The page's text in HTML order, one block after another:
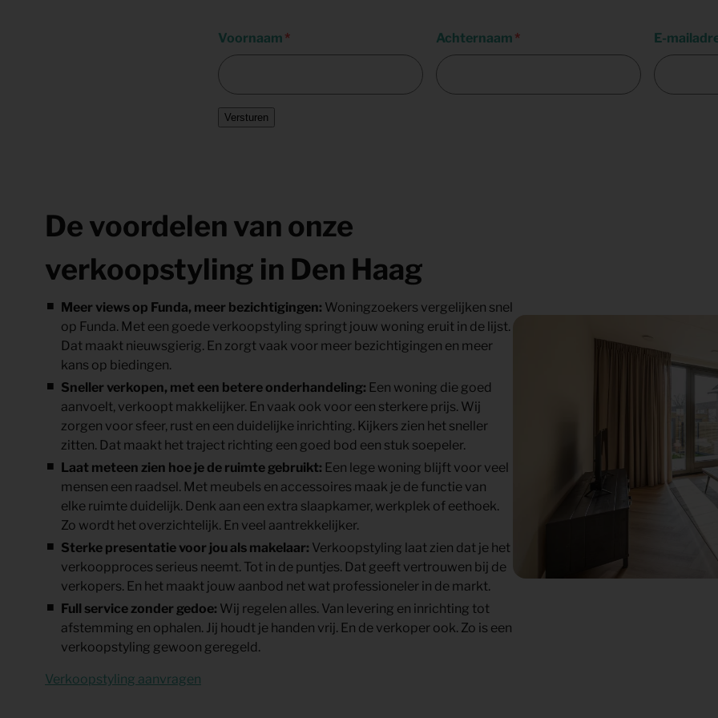
Voornaam Achternaam E-
Versturen
De voordelen van onze
verkoopstyling in Den Haag
Meer views op Funda, meer bezichtigingen: Woningzoekers vergelijken snel
op Funda. Met een goede verkoopstyling springt jouw woning eruit in de lijst.
Dat maakt nieuwsgierig. En zorgt vaak voor meer bezichtigingen en meer
kans op biedingen.
Sneller verkopen, met een betere onderhandeling: Een woning die goed
aanvoelt, verkoopt makkelijker. En vaak ook voor een sterkere prijs. Wij
zorgen voor sfeer, rust en een duidelijke inrichting. Kijkers zien het sneller
zitten. Dat maakt het traject richting een goed bod een stuk soepeler.
Laat meteen zien hoe je de ruimte gebruikt: Een lege woning blijft voor veel
mensen een raadsel. Met meubels en accessoires maak je de functie van
elke ruimte duidelijk. Denk aan een extra slaapkamer, werkplek of eethoek.
Zo wordt het overzichtelijk. En veel aantrekkelijker.
Sterke presentatie voor jou als makelaar: Verkoopstyling laat zien dat je het
verkoopproces serieus neemt. Tot in de puntjes. Dat geeft vertrouwen bij de
verkopers. En het maakt jouw aanbod net wat professioneler in de markt.
Full service zonder gedoe: Wij regelen alles. Van levering en inrichting tot
afstemming en ophalen. Jij houdt je handen vrij. En de verkoper ook. Zo is een
verkoopstyling gewoon geregeld.
Verkoopstyling aanvragen